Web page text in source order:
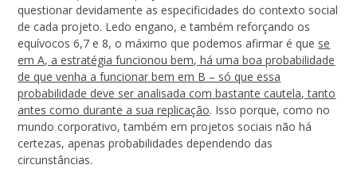
questionar devidamente as especificidades do contexto social
de cada projeto. Ledo engano, e também reforçando os
equívocos 6,7 e 8, o máximo que podemos afirmar é que se
em A, a estratégia funcionou bem, há uma boa probabilidade
de que venha a funcionar bem em B – só que essa
probabilidade deve ser analisada com bastante cautela, tanto
antes como durante a sua replicação. Isso porque, como no
mundo corporativo, também em projetos sociais não há
certezas, apenas probabilidades dependendo das
circunstâncias.